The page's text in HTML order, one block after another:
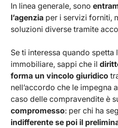
In linea generale, sono
l’agenzia per i servizi forniti,
soluzioni diverse tramite
Se ti interessa quando spetta
immobiliare, sappi che il
forma un vincolo giuridico
nell’accordo che le impegna
caso delle compravendite è
compromesso: per chi ha
indifferente se poi il